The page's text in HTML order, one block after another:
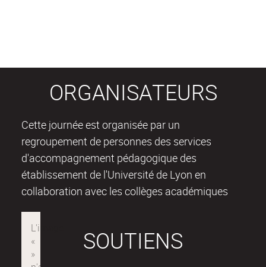
ORGANISATEURS
Cette journée est organisée par un
regroupement de personnes des services
d'accompagnement pédagogique des
établissement de l'Université de Lyon en
collaboration avec les collèges académiques
SOUTIENS